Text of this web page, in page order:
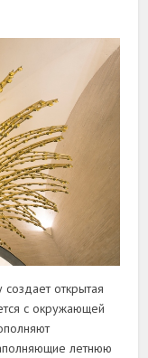
открытая
с окружающей
летнюю